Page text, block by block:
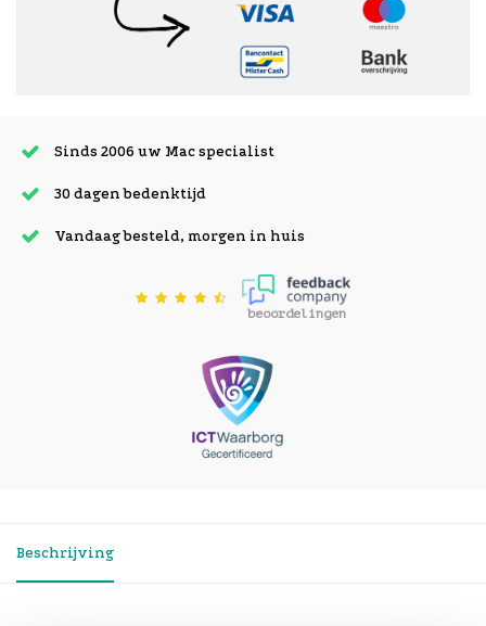
Sinds 2006 uw Mac specialist
30 dagen bedenktijd
Vandaag besteld, morgen in huis
beoordelingen
Beschrijving